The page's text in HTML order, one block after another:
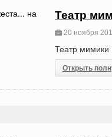
Театр
20 ноября
Театр мимики
Открыть